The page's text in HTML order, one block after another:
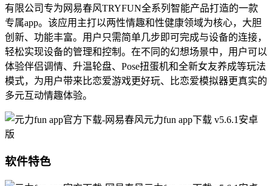
有限公司专为网易春风TRYFUN全系列智能产品打造的一款
专属app。该应用主打以两性情趣和性健康领域为核心，大胆
创新、功能丰富。用户只需简单几步即可完成与设备的连接，
轻松实现设备的管理和控制。在不同的幻想场景中，用户可以
体验伴侣调情、升温轮盘、Pose扭蛋机和全新女友养成等玩法
模式，为用户带来比恋爱游戏更好玩、比恋爱模拟器更真实的
多元互动情趣体验。
软件特色